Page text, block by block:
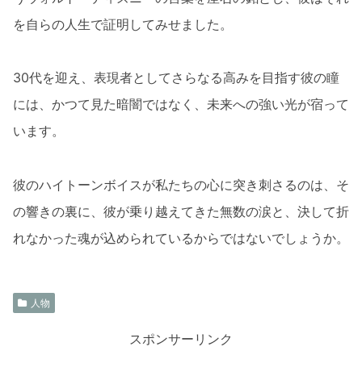
を自らの人生で証明してみせました。
30代を迎え、表現者としてさらなる高みを目指す彼の瞳
には、かつて見た暗闇ではなく、未来への強い光が宿って
います。
彼のハイトーンボイスが私たちの心に突き刺さるのは、そ
の響きの裏に、彼が乗り越えてきた無数の涙と、決して折
れなかった魂が込められているからではないでしょうか。
人物
スポンサーリンク